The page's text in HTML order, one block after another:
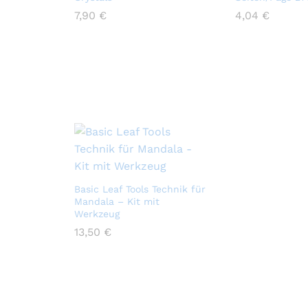
7,90 €
7,90 € 4,04 €
4,04 €
Basic Leaf Tools Technik für
Mandala – Kit mit
Werkzeug
13,50 €
13,50 €